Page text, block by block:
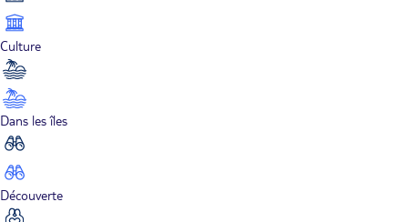
Culture
Dans les îles
Découverte